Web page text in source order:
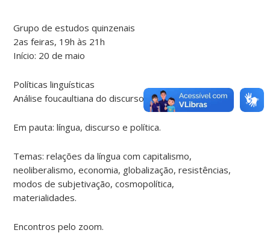
Grupo de estudos quinzenais
2as feiras, 19h às 21h
Início: 20 de maio
Políticas linguísticas
Análise foucaultiana do discurso
Em pauta: língua, discurso e política.
Temas: relações da língua com capitalismo,
neoliberalismo, economia, globalização, resistências,
modos de subjetivação, cosmopolítica,
materialidades.
Encontros pelo zoom.